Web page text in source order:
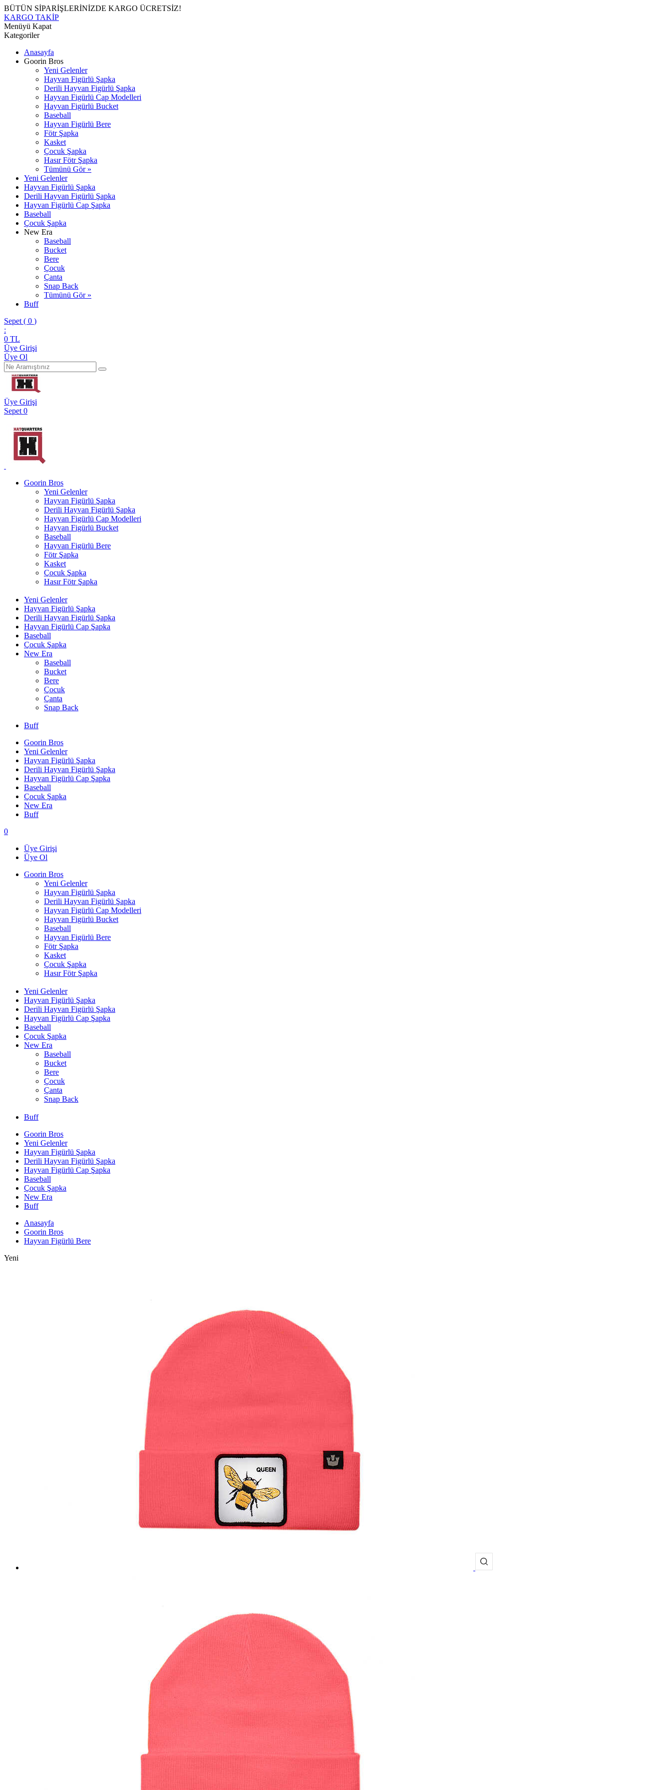
BÜTÜN SİPARİŞLERİNİZDE KARGO ÜCRETSİZ!
KARGO TAKİP
Menüyü Kapat
Kategoriler
Anasayfa
Goorin Bros
Yeni Gelenler
Hayvan Figürlü Şapka
Derili Hayvan Figürlü Şapka
Hayvan Figürlü Cap Modelleri
Hayvan Figürlü Bucket
Baseball
Hayvan Figürlü Bere
Fötr Şapka
Kasket
Çocuk Şapka
Hasır Fötr Şapka
Tümünü Gör »
Yeni Gelenler
Hayvan Figürlü Şapka
Derili Hayvan Figürlü Şapka
Hayvan Figürlü Cap Şapka
Baseball
Çocuk Şapka
New Era
Baseball
Bucket
Bere
Çocuk
Çanta
Snap Back
Tümünü Gör »
Buff
Sepet ( 0 )
:
0 TL
Üye Girişi
Üye Ol
Üye Girişi
Sepet 0
Goorin Bros
Yeni Gelenler
Hayvan Figürlü Şapka
Derili Hayvan Figürlü Şapka
Hayvan Figürlü Cap Modelleri
Hayvan Figürlü Bucket
Baseball
Hayvan Figürlü Bere
Fötr Şapka
Kasket
Çocuk Şapka
Hasır Fötr Şapka
Yeni Gelenler
Hayvan Figürlü Şapka
Derili Hayvan Figürlü Şapka
Hayvan Figürlü Cap Şapka
Baseball
Çocuk Şapka
New Era
Baseball
Bucket
Bere
Çocuk
Çanta
Snap Back
Buff
Goorin Bros
Yeni Gelenler
Hayvan Figürlü Şapka
Derili Hayvan Figürlü Şapka
Hayvan Figürlü Cap Şapka
Baseball
Çocuk Şapka
New Era
Buff
0
Üye Girişi
Üye Ol
Goorin Bros
Yeni Gelenler
Hayvan Figürlü Şapka
Derili Hayvan Figürlü Şapka
Hayvan Figürlü Cap Modelleri
Hayvan Figürlü Bucket
Baseball
Hayvan Figürlü Bere
Fötr Şapka
Kasket
Çocuk Şapka
Hasır Fötr Şapka
Yeni Gelenler
Hayvan Figürlü Şapka
Derili Hayvan Figürlü Şapka
Hayvan Figürlü Cap Şapka
Baseball
Çocuk Şapka
New Era
Baseball
Bucket
Bere
Çocuk
Çanta
Snap Back
Buff
Goorin Bros
Yeni Gelenler
Hayvan Figürlü Şapka
Derili Hayvan Figürlü Şapka
Hayvan Figürlü Cap Şapka
Baseball
Çocuk Şapka
New Era
Buff
Anasayfa
Goorin Bros
Hayvan Figürlü Bere
Yeni